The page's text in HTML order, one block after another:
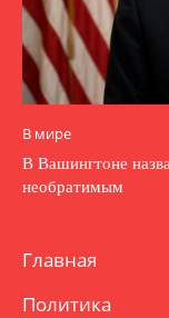
В мире
В Вашингтоне
необратимым
Главная
Политика